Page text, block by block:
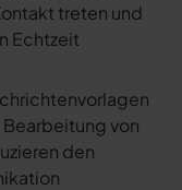
treten und
Echtzeit
von
den